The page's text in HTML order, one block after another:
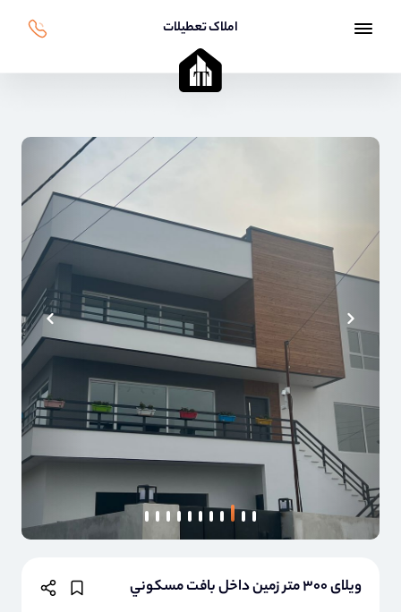
املاک تعطیلات
ویلای ٣٠٠ متر زمين داخل بافت مسكوني